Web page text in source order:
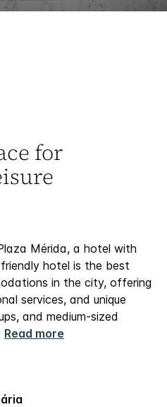
for
Mérida, a hotel with
hotel is the best
in the city, offering
services, and unique
and medium-sized
Read more